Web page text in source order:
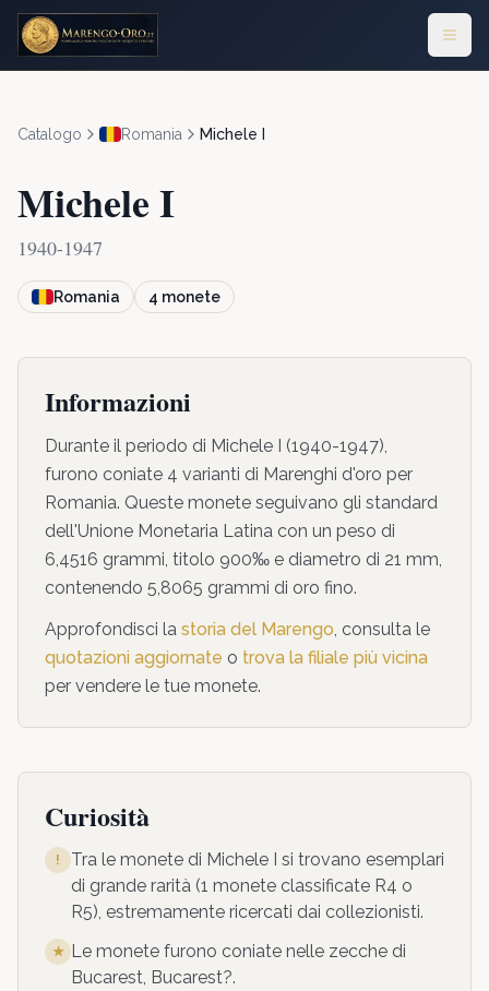
Catalogo Romania Michele I
Michele I
1940-1947
Romania 4 monete
Informazioni
Durante il periodo di Michele I (1940-1947),
furono coniate 4 varianti di Marenghi d'oro per
Romania. Queste monete seguivano gli standard
dell'Unione Monetaria Latina con un peso di
6,4516 grammi, titolo 900‰ e diametro di 21 mm,
contenendo 5,8065 grammi di oro fino.
Approfondisci la storia del Marengo, consulta le
quotazioni aggiornate o trova la filiale più vicina
per vendere le tue monete.
Curiosità
! Tra le monete di Michele I si trovano esemplari
di grande rarità (1 monete classificate R4 o
R5), estremamente ricercati dai collezionisti.
★ Le monete furono coniate nelle zecche di
Bucarest, Bucarest?.